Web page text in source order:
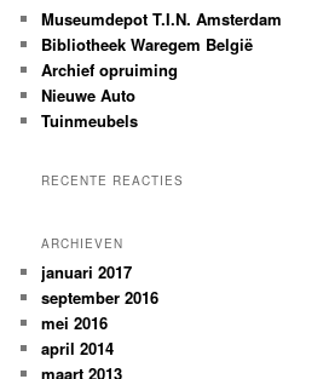
n
Museumdepot T.I.N. Amsterdam
Bibliotheek Waregem België
Archief opruiming
Nieuwe Auto
Tuinmeubels
RECENTE REACTIES
ARCHIEVEN
januari 2017
september 2016
mei 2016
april 2014
maart 2013